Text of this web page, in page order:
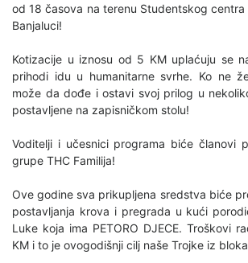
od 18 časova na terenu Studentskog centra
Banjaluci!
Kotizacije u iznosu od 5 KM uplaćuju se
prihodi idu u humanitarne svrhe. Ko ne
može da dođe i ostavi svoj prilog u
postavljene na zapisničkom stolu!
Voditelji i učesnici programa biće članovi
grupe THC Familija!
Ove godine sva prikupljena sredstva biće
postavljanja krova i pregrada u kući
Luke koja ima PETORO DJECE. Troškovi
KM i to je ovogodišnji cilj naše Trojke iz